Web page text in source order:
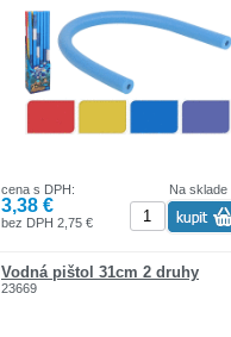
užívať čas strávený vo vode.
Na sklade
cena s DPH:
3,38 €
bez DPH 2,75 €
Vodná pištol 31cm 2 druhy
23669